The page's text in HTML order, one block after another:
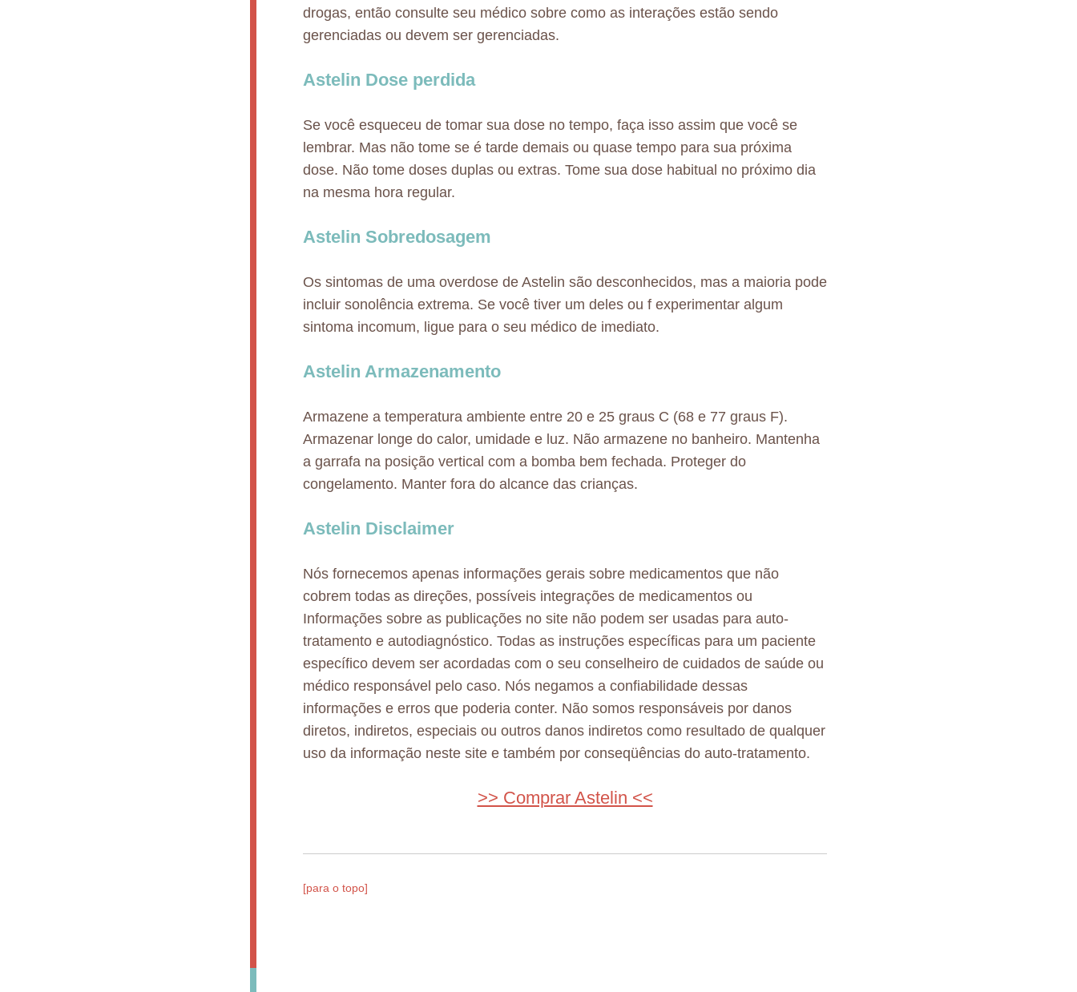
drogas, então consulte seu médico sobre como as interações estão sendo
gerenciadas ou devem ser gerenciadas.
Astelin Dose perdida
Se você esqueceu de tomar sua dose no tempo, faça isso assim que você se
lembrar. Mas não tome se é tarde demais ou quase tempo para sua próxima
dose. Não tome doses duplas ou extras. Tome sua dose habitual no próximo dia
na mesma hora regular.
Astelin Sobredosagem
Os sintomas de uma overdose de Astelin são desconhecidos, mas a maioria pode
incluir sonolência extrema. Se você tiver um deles ou f experimentar algum
sintoma incomum, ligue para o seu médico de imediato.
Astelin Armazenamento
Armazene a temperatura ambiente entre 20 e 25 graus C (68 e 77 graus F).
Armazenar longe do calor, umidade e luz. Não armazene no banheiro. Mantenha
a garrafa na posição vertical com a bomba bem fechada. Proteger do
congelamento. Manter fora do alcance das crianças.
Astelin Disclaimer
Nós fornecemos apenas informações gerais sobre medicamentos que não
cobrem todas as direções, possíveis integrações de medicamentos ou
Informações sobre as publicações no site não podem ser usadas para auto-
tratamento e autodiagnóstico. Todas as instruções específicas para um paciente
específico devem ser acordadas com o seu conselheiro de cuidados de saúde ou
médico responsável pelo caso. Nós negamos a confiabilidade dessas
informações e erros que poderia conter. Não somos responsáveis por danos
diretos, indiretos, especiais ou outros danos indiretos como resultado de qualquer
uso da informação neste site e também por conseqüências do auto-tratamento.
>> Comprar Astelin <<
[para o topo]